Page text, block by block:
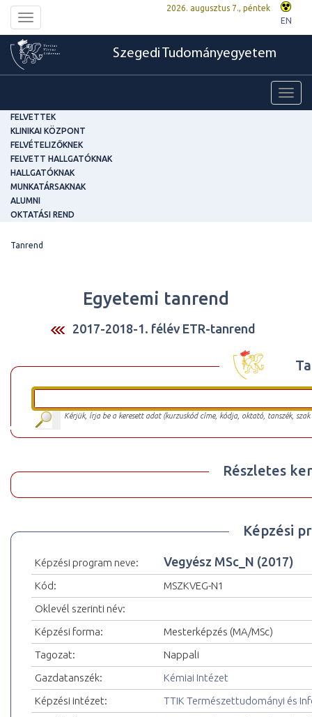
Toggle
navigation
2026. augusztus 7., péntek
EN
Szegedi Tudományegyetem
FELVETTEK
KLINIKAI KÖZPONT
FELVÉTELIZŐKNEK
FELVETT HALLGATÓKNAK
HALLGATÓKNAK
MUNKATÁRSAKNAK
ALUMNI
OKTATÁSI REND
Tanrend
Egyetemi tanrend
2017-2018-1. félév ETR-tanrend
Kérjük, írja be a keresett adat (kurzuskód címe, kódja, oktató, tanszék,
Részletes
Képzési
Képzési program neve: Vegyész MSc_N (2017)
Kód:
MSZKVEG-N1
Oklevél szerinti név:
Képzési forma:
Mesterképzés (MA/MSc)
Tagozat:
Nappali
Gazdatanszék:
Kémiai Intézet
Képzési intézet:
TTIK Természettudományi és